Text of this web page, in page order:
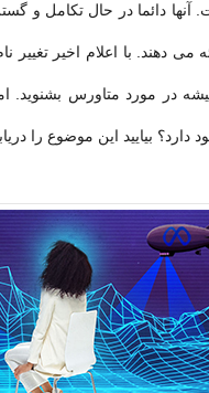
آنها دائما در حال تکامل و
می دهند. با اعلام اخیر
در مورد متاورس بشنوید.
بیایید این موضوع را